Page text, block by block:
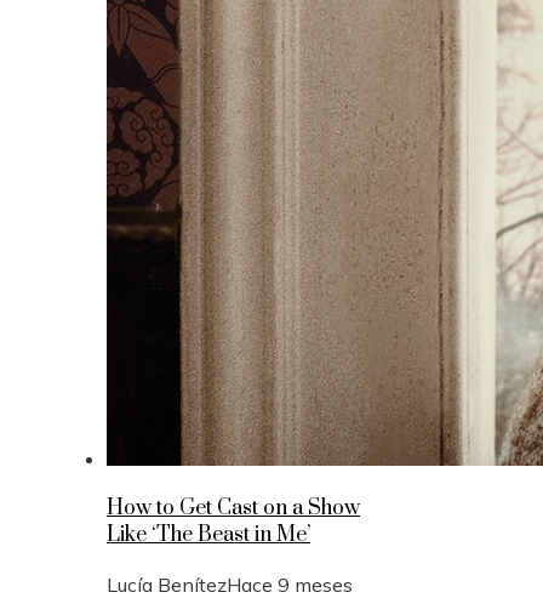
How to Get Cast on a Show
Like ‘The Beast in Me’
Lucía BenítezHace 9 meses